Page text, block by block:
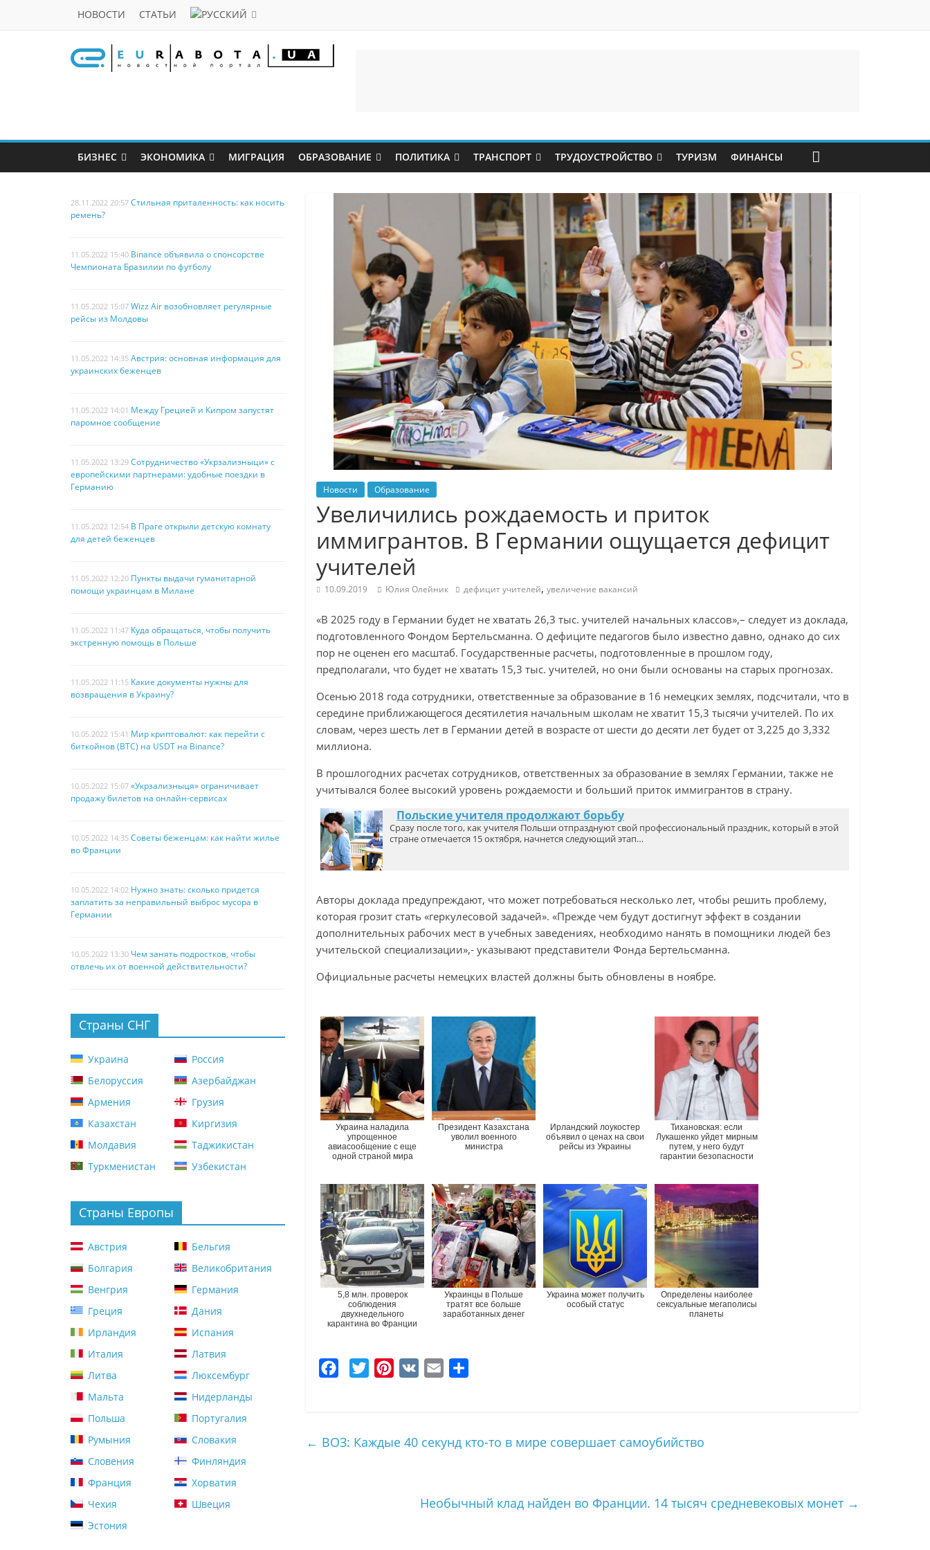
НОВОСТИ СТАТЬИ
БИЗНЕС ЭКОНОМИКА МИГРАЦИЯ ОБРАЗОВАНИЕ ПОЛИТИКА ТРАНСПОРТ ТРУДОУСТРОЙСТВО ТУРИЗМ ФИНАНСЫ
Новости Образование
Увеличились рождаемость и приток
иммигрантов. В Германии ощущается дефицит
учителей
10.09.2019 Юлия Олейник дефицит учителей, увеличение вакансий
«В 2025 году в Германии будет не хватать 26,3 тыс. учителей начальных классов»,– следует из доклада,
подготовленного Фондом Бертельсманна. О дефиците педагогов было известно давно, однако до сих
пор не оценен его масштаб. Государственные расчеты, подготовленные в прошлом году,
предполагали, что будет не хватать 15,3 тыс. учителей, но они были основаны на старых прогнозах.
Осенью 2018 года сотрудники, ответственные за образование в 16 немецких землях, подсчитали, что в
середине приближающегося десятилетия начальным школам не хватит 15,3 тысячи учителей. По их
словам, через шесть лет в Германии детей в возрасте от шести до десяти лет будет от 3,225 до 3,332
миллиона.
В прошлогодних расчетах сотрудников, ответственных за образование в землях Германии, также не
учитывался более высокий уровень рождаемости и больший приток иммигрантов в страну.
Польские учителя продолжают борьбу
Сразу после того, как учителя Польши отпразднуют свой профессиональный праздник, который в этой
стране отмечается 15 октября, начнется следующий этап…
Авторы доклада предупреждают, что может потребоваться несколько лет, чтобы решить проблему,
которая грозит стать «геркулесовой задачей». «Прежде чем будут достигнут эффект в создании
дополнительных рабочих мест в учебных заведениях, необходимо нанять в помощники людей без
учительской специализации»,- указывают представители Фонда Бертельсманна.
Официальные расчеты немецких властей должны быть обновлены в ноябре.
Украина наладила
упрощенное
авиасообщение с еще
одной страной мира
Президент Казахстана
уволил военного
министра
Ирландский лоукостер
объявил о ценах на свои
рейсы из Украины
Тихановская: если
Лукашенко уйдет мирным
путем, у него будут
гарантии безопасности
5,8 млн. проверок
соблюдения
двухнедельного
карантина во Франции
Украинцы в Польше
тратят все больше
заработанных денег
Украина может получить
особый статус
Определены наиболее
сексуальные мегаполисы
планеты
b
t
e
l
а
т
← ВОЗ: Каждые 40 секунд кто-то в мире совершает самоубийство
Необычный клад найден во Франции. 14 тысяч средневековых монет →
28.11.2022 20:57 Стильная приталенность: как носить
ремень?
11.05.2022 15:40 Binance объявила о спонсорстве
Чемпионата Бразилии по футболу
11.05.2022 15:07 Wizz Air возобновляет регулярные
рейсы из Молдовы
11.05.2022 14:35 Австрия: основная информация для
украинских беженцев
11.05.2022 14:01 Между Грецией и Кипром запустят
паромное сообщение
11.05.2022 13:29 Сотрудничество «Укрзализныци» с
европейскими партнерами: удобные поездки в
Германию
11.05.2022 12:54 В Праге открыли детскую комнату
для детей беженцев
11.05.2022 12:20 Пункты выдачи гуманитарной
помощи украинцам в Милане
11.05.2022 11:47 Куда обращаться, чтобы получить
экстренную помощь в Польше
11.05.2022 11:15 Какие документы нужны для
возвращения в Украину?
10.05.2022 15:41 Мир криптовалют: как перейти с
биткойнов (BTC) на USDT на Binance?
10.05.2022 15:07 «Укрзализныця» ограничивает
продажу билетов на онлайн-сервисах
10.05.2022 14:35 Советы беженцам: как найти жилье
во Франции
10.05.2022 14:02 Нужно знать: сколько придется
заплатить за неправильный выброс мусора в
Германии
10.05.2022 13:30 Чем занять подростков, чтобы
отвлечь их от военной действительности?
Страны СНГ
Украина
Россия
Белоруссия
Азербайджан
Армения
Грузия
Казахстан
Киргизия
Молдавия
Таджикистан
Туркменистан
Узбекистан
Страны Европы
Австрия
Бельгия
Болгария
Великобритания
Венгрия
Германия
Греция
Дания
Ирландия
Испания
Италия
Латвия
Литва
Люксембург
Мальта
Нидерланды
Польша
Португалия
Румыния
Словакия
Словения
Финляндия
Франция
Хорватия
Чехия
Швеция
Эстония